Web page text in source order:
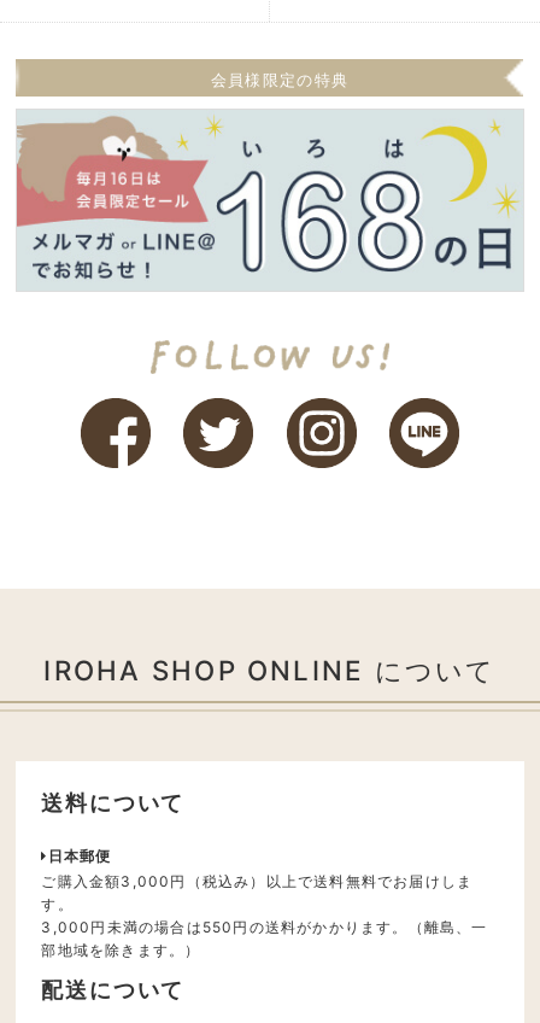
会員様限定の特典
IROHA SHOP ONLINE について
送料について
日本郵便
ご購入金額3,000円（税込み）以上で送料無料でお届けしま
す。
3,000円未満の場合は550円の送料がかかります。（離島、一
部地域を除きます。）
配送について